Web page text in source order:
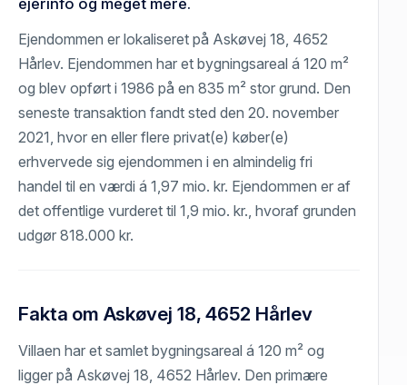
Ejendommen er lokaliseret på Askøvej 18, 4652
Hårlev. Ejendommen har et bygningsareal á 120 m²
og blev opført i 1986 på en 835 m² stor grund. Den
seneste transaktion fandt sted den 20. november
2021, hvor en eller flere privat(e) køber(e)
erhvervede sig ejendommen i en almindelig fri
handel til en værdi á 1,97 mio. kr. Ejendommen er af
det offentlige vurderet til 1,9 mio. kr., hvoraf grunden
udgør 818.000 kr.
Fakta om Askøvej 18, 4652 Hårlev
Villaen har et samlet bygningsareal á 120 m² og
ligger på Askøvej 18, 4652 Hårlev. Den primære